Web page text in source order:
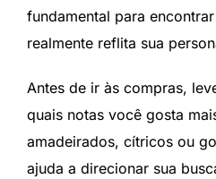
fundamental para
realmente reflita sua
Antes de ir às compras,
quais notas você gosta
amadeirados, cítricos ou
ajuda a direcionar sua